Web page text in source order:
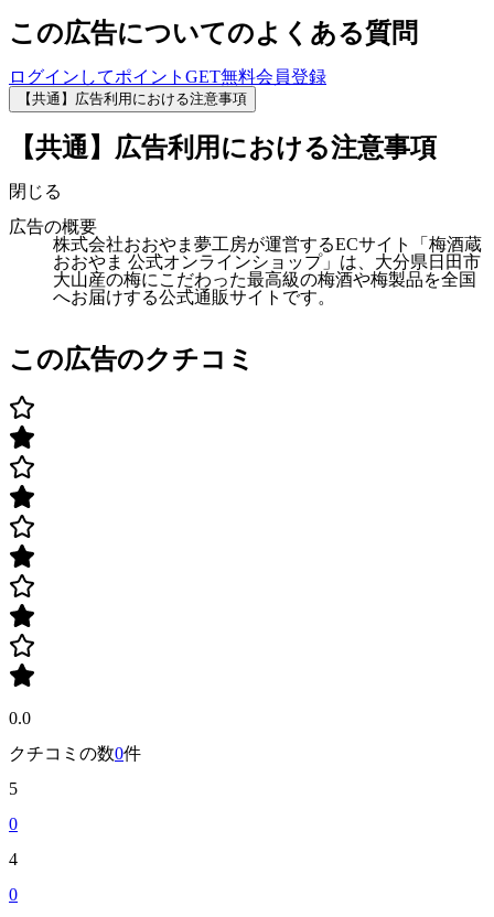
この広告についてのよくある質問
ログインしてポイントGET無料会員登録
【共通】広告利用における注意事項
【共通】広告利用における注意事項
閉じる
広告の概要
株式会社おおやま夢工房が運営するECサイト「梅酒蔵
おおやま 公式オンラインショップ」は、大分県日田市
大山産の梅にこだわった最高級の梅酒や梅製品を全国
へお届けする公式通販サイトです。
この広告のクチコミ
0.0
クチコミの数0件
5
0
4
0